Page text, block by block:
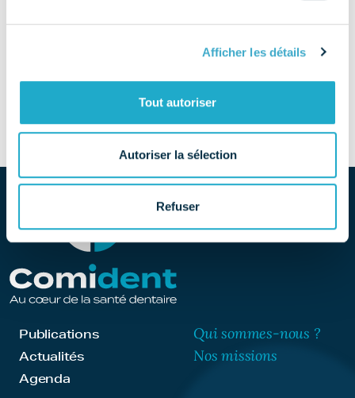
Afficher les détails
Tout autoriser
Autoriser la sélection
Refuser
Publications
Actualités
Agenda
Qui sommes-nous ?
Nos missions